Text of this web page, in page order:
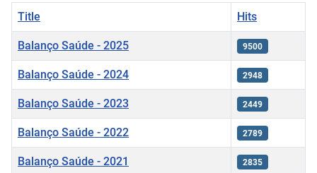
Title Hits
Balanço Saúde - 2025 9500
Balanço Saúde - 2024 2948
Balanço Saúde - 2023 2449
Balanço Saúde - 2022 2789
Balanço Saúde - 2021 2835